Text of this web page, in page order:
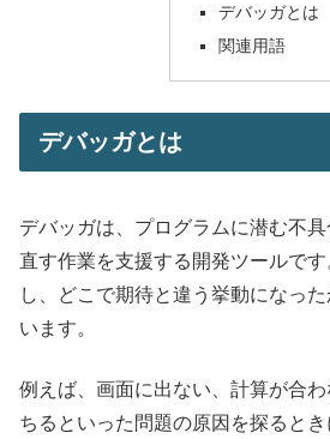
デバッガとは
関連用語
デバッガとは
デバッガは、プログラムに潜む不
直す作業を支援する開発ツールで
し、どこで期待と違う挙動になっ
います。
例えば、画面に出ない、計算が合
ちるといった問題の原因を探ると